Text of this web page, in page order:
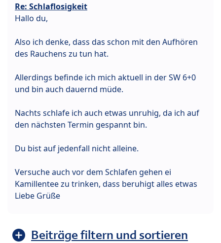
Re: Schlaflosigkeit
Hallo du,
Also ich denke, dass das schon mit den Aufhören
des Rauchens zu tun hat.
Allerdings befinde ich mich aktuell in der SW 6+0
und bin auch dauernd müde.
Nachts schlafe ich auch etwas unruhig, da ich auf
den nächsten Termin gespannt bin.
Du bist auf jedenfall nicht alleine.
Versuche auch vor dem Schlafen gehen ei
Kamillentee zu trinken, dass beruhigt alles etwas
Liebe Grüße
Beiträge filtern und sortieren